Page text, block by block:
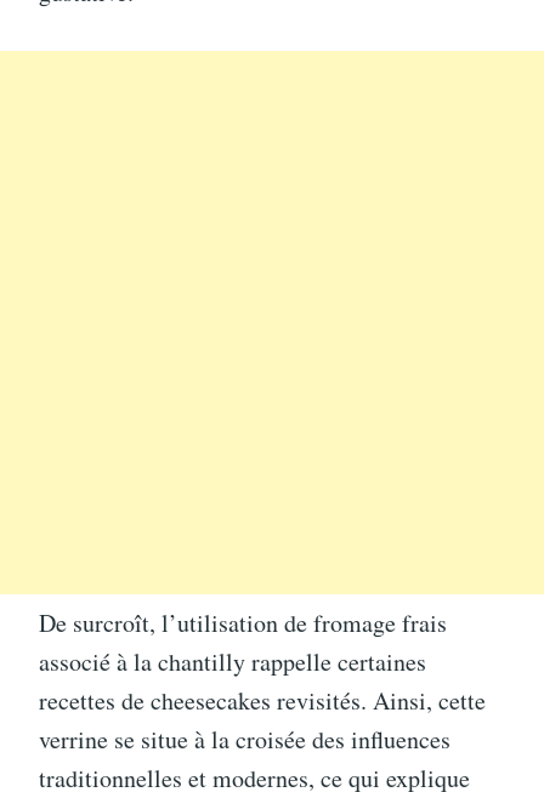
De surcroît, l’utilisation de fromage frais
associé à la chantilly rappelle certaines
recettes de cheesecakes revisités. Ainsi, cette
verrine se situe à la croisée des influences
traditionnelles et modernes, ce qui explique